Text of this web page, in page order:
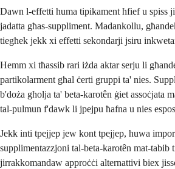
Dawn l-effetti huma tipikament ħfief u spiss
jadatta għas-suppliment. Madankollu,
tiegħek jekk xi effetti sekondarji jsiru
Hemm xi tħassib rari iżda aktar serju li
partikolarment għal ċerti gruppi ta' nies.
b'doża għolja ta' beta-karotên ġiet assoċjata
tal-pulmun f'dawk li jpejpu ħafna u nies
Jekk inti tpejjep jew kont tpejjep, huwa
supplimentazzjoni tal-beta-karotên mat-tabib
jirrakkomandaw approċċi alternattivi biex